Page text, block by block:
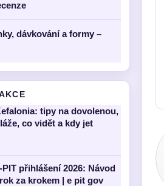
dávkování a formy –
tipy na dovolenou,
co vidět a kdy jet
PIT přihlášení 2026: Návod
za krokem | e pit gov